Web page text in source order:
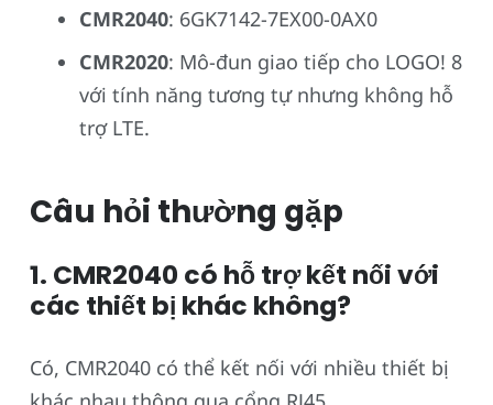
CMR2040: 6GK7142-7EX00-0AX0
CMR2020: Mô-đun giao tiếp cho LOGO! 8
với tính năng tương tự nhưng không hỗ
trợ LTE.
Câu hỏi thường gặp
1. CMR2040 có hỗ trợ kết nối với
các thiết bị khác không?
Có, CMR2040 có thể kết nối với nhiều thiết bị